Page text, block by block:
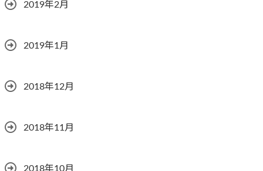
2019年2月
2019年1月
2018年12月
2018年11月
2018年10月